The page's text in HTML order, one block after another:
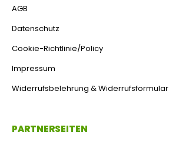
AGB
Datenschutz
Cookie-Richtlinie/Policy
Impressum
Widerrufsbelehrung & Widerrufsformular
PARTNERSEITEN